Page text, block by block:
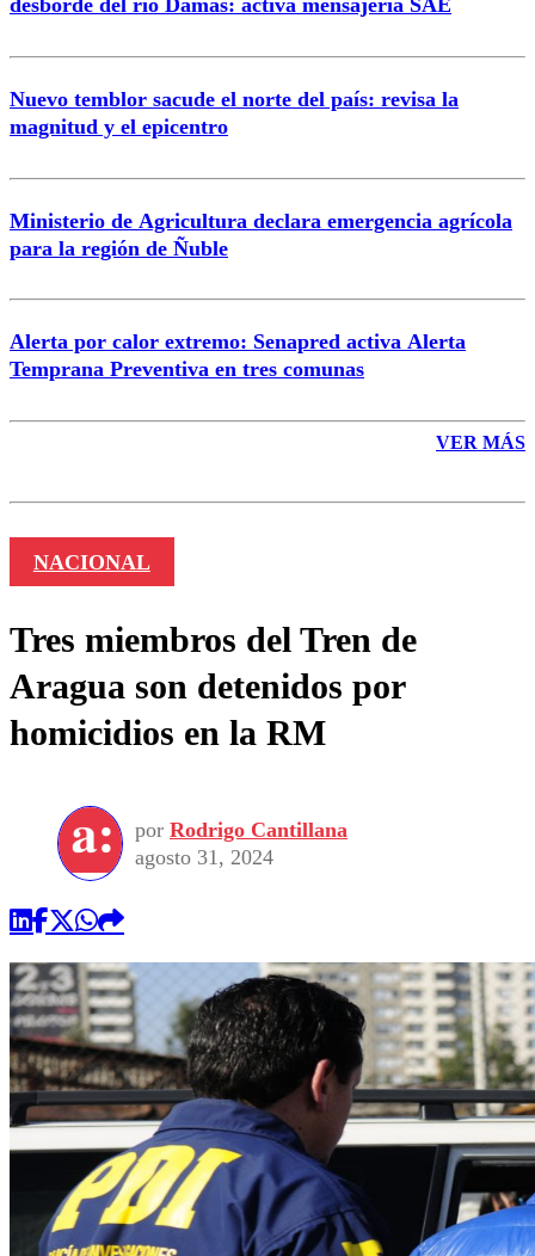
Nuevo temblor sacude el norte del país: revisa la
magnitud y el epicentro
Ministerio de Agricultura declara emergencia agrícola
para la región de Ñuble
Alerta por calor extremo: Senapred activa Alerta
Temprana Preventiva en tres comunas
VER MÁS
NACIONAL
Tres miembros del Tren de
Aragua son detenidos por
homicidios en la RM
por Rodrigo Cantillana
agosto 31, 2024